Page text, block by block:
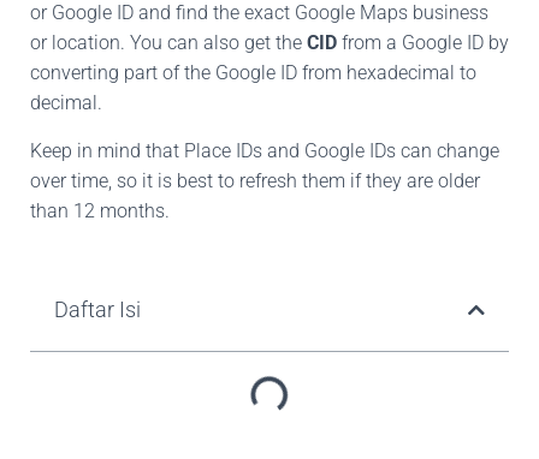
or Google ID and find the exact Google Maps business
or location. You can also get the CID from a Google ID by
converting part of the Google ID from hexadecimal to
decimal.
Keep in mind that Place IDs and Google IDs can change
over time, so it is best to refresh them if they are older
than 12 months.
Daftar Isi